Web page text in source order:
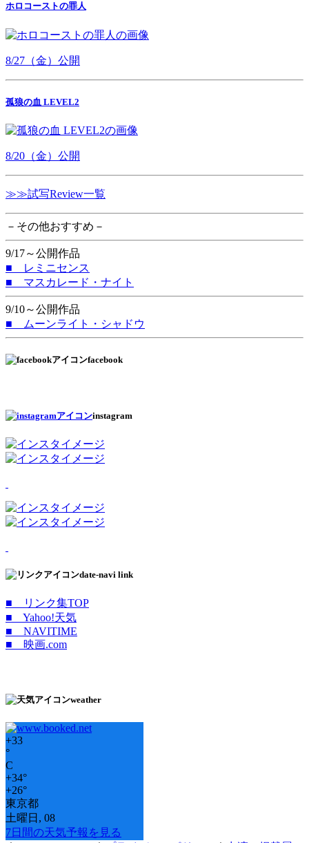
ホロコーストの罪人
8/27（金）公開
孤狼の血 LEVEL2
8/20（金）公開
≫≫試写Review一覧
－その他おすすめ－
9/17～公開作品
■ レミニセンス
■ マスカレード・ナイト
9/10～公開作品
■ ムーンライト・シャドウ
facebook
instagram
date-navi link
■ リンク集TOP
■ Yahoo!天気
■ NAVITIME
■ 映画.com
weather
+33
°
C
+34°
+26°
東京都
土曜日, 08
7日間の天気予報を見る